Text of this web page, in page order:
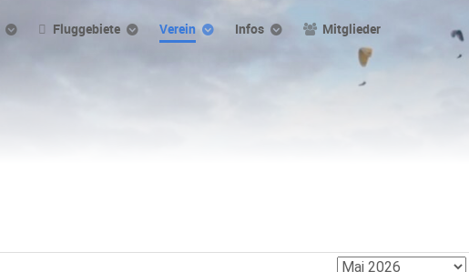
Fluggebiete Verein Infos Mitglieder